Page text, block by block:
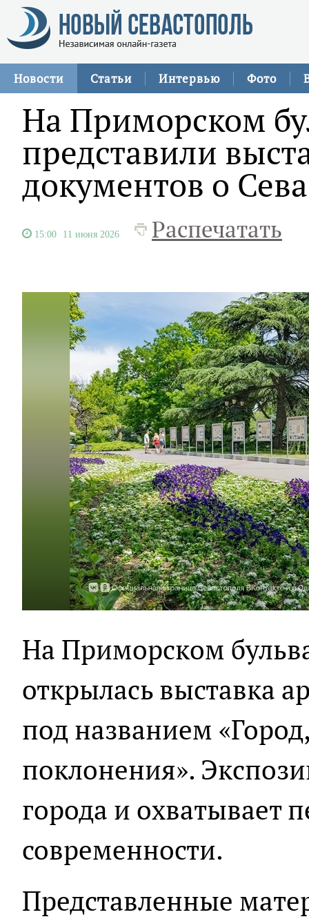
Новости Статьи Интервью Фото
На Приморском
представили
документов о
15:00 11 июня 2026 Распечатать
На Приморском
открылась выставка
под названием
поклонения».
города и охватывает
современности.
Представленные